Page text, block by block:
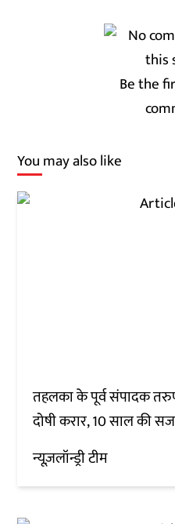
Be the
You may also like
तहलका के पूर्व संपादक
दोषी करार, 10 साल की
न्यूज़लॉन्ड्री टीम